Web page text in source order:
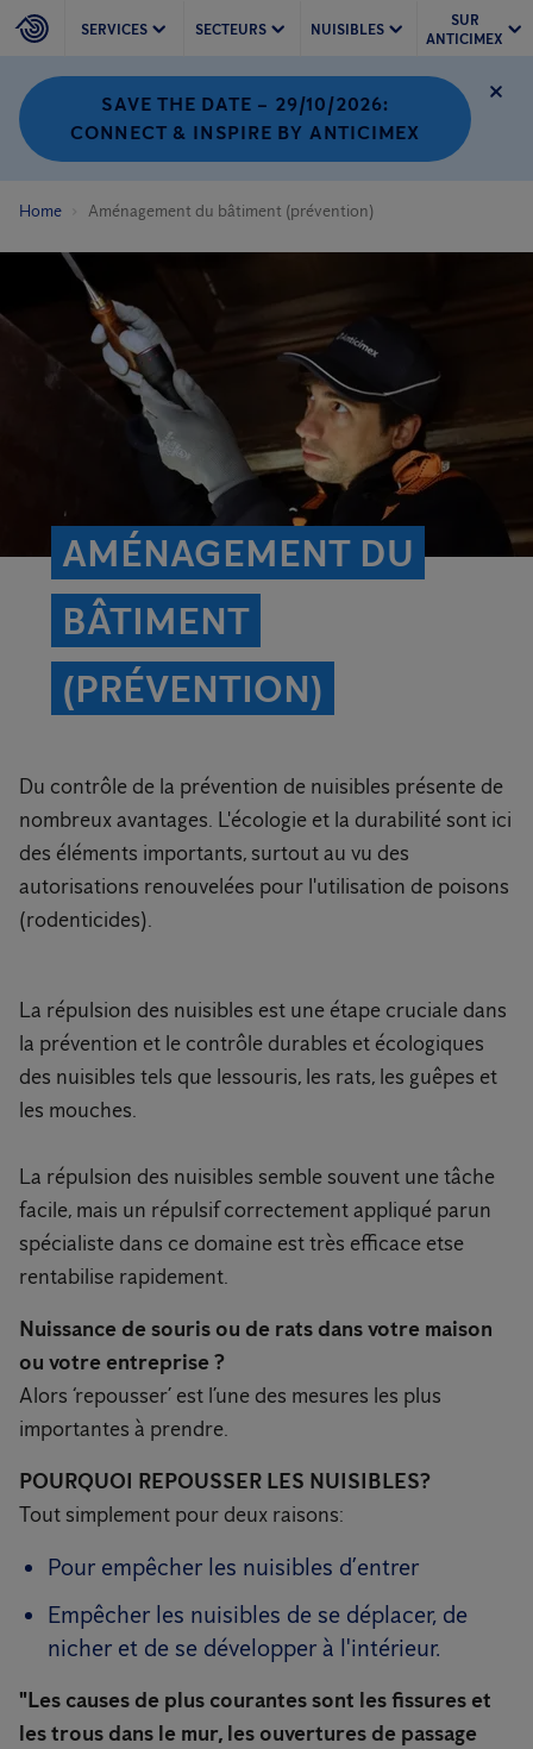
SERVICES SECTEURS NUISIBLES
SUR
ANTICIMEX
SAVE THE DATE – 29/10/2026:
CONNECT & INSPIRE BY ANTICIMEX
Home Aménagement du bâtiment (prévention)
AMÉNAGEMENT DU
BÂTIMENT
(PRÉVENTION)
Du contrôle de la prévention de nuisibles présente de
nombreux avantages. L'écologie et la durabilité sont ici
des éléments importants, surtout au vu des
autorisations renouvelées pour l'utilisation de poisons
(rodenticides).
La répulsion des nuisibles est une étape cruciale dans
la prévention et le contrôle durables et écologiques
des nuisibles tels que lessouris, les rats, les guêpes et
les mouches.
La répulsion des nuisibles semble souvent une tâche
facile, mais un répulsif correctement appliqué parun
spécialiste dans ce domaine est très efficace etse
rentabilise rapidement.
Nuissance de souris ou de rats dans votre maison
ou votre entreprise ?
Alors ‘repousser’ est l’une des mesures les plus
importantes à prendre.
POURQUOI REPOUSSER LES NUISIBLES?
Tout simplement pour deux raisons:
Pour empêcher les nuisibles d’entrer
Empêcher les nuisibles de se déplacer, de
nicher et de se développer à l'intérieur.
"Les causes de plus courantes sont les fissures et
les trous dans le mur, les ouvertures de passage